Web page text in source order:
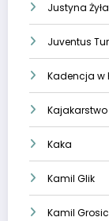
Justyna Żyła
Juventus
Kadencja w
Kajakarstwo
Kaka
Kamil Glik
Kamil